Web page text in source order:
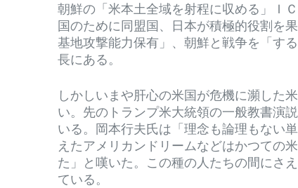
朝鮮の「米本土全域を射程に収める」Ｉ
国のために同盟国、日本が積極的役割を
基地攻撃能力保有」、朝鮮と戦争を「す
長にある。
しかしいまや肝心の米国が危機に瀕した
い。先のトランプ米大統領の一般教書演
いる。岡本行夫氏は「理念も論理もない
えたアメリカンドリームなどはかつての
た」と嘆いた。この種の人たちの間にさ
ている。